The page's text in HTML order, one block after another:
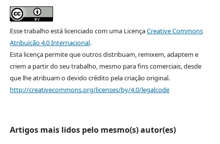
Esse trabalho está licenciado com uma LicençaCreative Commons
Atribuição 4.0 Internacional.
Esta licença permite que outros distribuam, remixem, adaptem e
criem a partir do seu trabalho, mesmo para fins comerciais, desde
que lhe atribuam o devido crédito pela criação original.
http://creativecommons.org/licenses/by/4.0/legalcode
Artigos mais lidos pelo mesmo(s) autor(es)